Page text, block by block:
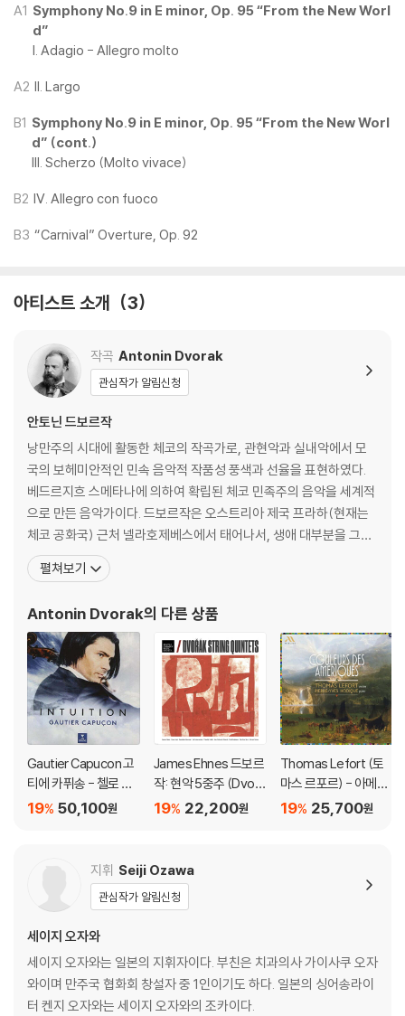
크 교향곡 9번 ‘신세계로부터’ 녹음으로, 1975년 5월 Philips의 쿼드라포
닉 시스템으로 제작된 후기 녹음 중 하나이다. 이번 리이슈를 위해 해당 쿼
드라포닉 마스터를 기반으로 새로운 스테레오 믹스가 진행되었다.
Rainer Maillard는 Emil Berliner Studios에서 오리지널 4트랙 쿼드라
포닉 마스터 테이프를 활용해 스테레오 믹스를 새롭게 제작했으며, 이를
커팅 헤드로 직접 전달하는 방식으로 순수 아날로그 신호 경로를 유지했
다. 기존 방식처럼 2트랙 스테레오로 변환 후 마스터링하는 과정과 달리,
으로써, 보다 높은 해상도와 생생한 음장을 구현한 것이 특징이다. 커팅은
Sidney C. Meyer가 담당했으며, 프레싱은 Pallas에서 진행되었다.
트를 충실히 재현한 게이트폴드 패키지, 아카이브 사진 및 세션 시트 복제
본, 그리고 녹음 히스토리와 기술적 배경 및 마스터링 과정을 상세히 설명
*구성 및 사양
Hand-Numbered 한정판
Decca Pure Analogue Series
100% 올 아날로그 제작
180g 버진 바이닐
오리지널 4트랙 쿼드라포닉 마스터 테이프 사용
Rainer Maillard 마스터링 / Sidney C. Meyer 커팅 (Emil Berliner Stu
dios)
Pallas 프레싱
오리지널 아트워크 및 라이너 노트 재현
아카이브 사진 및 세션 시트 복제본 수록
녹음 히스토리 및 기술적 배경 해설 포함
LP 구매시 참고 사항 안내드립니다.
※ 재킷/구성품/포장 상태
1) 제작/배송 과정에 따라 경미한 재킷 주름, 모서리 눌림, 갈라짐이 발생
할 수 있으며 속지(이너 슬리브)는 디스크와의 접촉으로 인해 갈라질 수
있습니다.
닐은 품질보증대상이 아닙니다.
3) 일본 제작 LP는 대부분 겉비닐이 밀봉되어 있지 않습니다.
※ 재생 불량
1) 침압 조절 기능이 없는 턴테이블을 사용하시는 경우, (주로 올인원 형태
모델) 다이내믹 사운드의 편차가 큰 트랙을 재생할 때 이상 현상이 발생할
A1 Symphony No.9 in E minor, Op. 95 “From the New Worl
d”
I. Adagio - Allegro molto
A2 II. Largo
B1 Symphony No.9 in E minor, Op. 95 “From the New Worl
d” (cont.)
III. Scherzo (Molto vivace)
B2 IV. Allegro con fuoco
B3 “Carnival” Overture, Op. 92
아티스트 소개 3
작곡 Antonin Dvorak
관심작가 알림신청
안토닌 드보르작
낭만주의 시대에 활동한 체코의 작곡가로, 관현악과 실내악에서 모
국의 보헤미안적인 민속 음악적 작품성 풍색과 선율을 표현하였다.
베드르지흐 스메타나에 의하여 확립된 체코 민족주의 음악을 세계적
으로 만든 음악가이다. 드보르작은 오스트리아 제국 프라하(현재는
체코 공화국) 근처 넬라호제베스에서 태어나서, 생애 대부분을 그곳
에서 보냈다. 드보르작은 즈로니체에 있는 외삼촌과 리마 선생이 부
친을 설득한 보람으로 1857년 16세에 프라하의 오르간학교에 입학
간 학교에서의 교육보다도 학우이며 훗날의 지휘자 칼레르 벤달과
펼쳐보기
Antonin Dvorak의 다른 상품
Gautier Capucon 고
티에 카퓌송 - 첼로 소
품집 '인투이션' (Intuiti
50,100원
19%
James Ehnes 드보르
작: 현악 5중주 (Dvora
k: String Quintets O
22,200원
19%
Thomas Lefort (토
마스 르포르) - 아메리
카의 색채 (Couleurs
25,700원
19%
지휘 Seiji Ozawa
관심작가 알림신청
세이지 오자와
세이지 오자와는 일본의 지휘자이다. 부친은 치과의사 가이사쿠 오자
와이며 만주국 협화회 창설자 중 1인이기도 하다. 일본의 싱어송라이
터 켄지 오자와는 세이지 오자와의 조카이다.